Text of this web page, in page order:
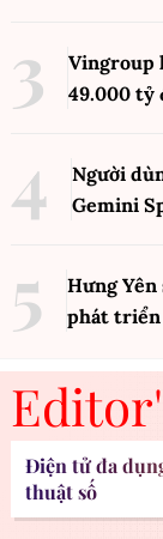
Vingroup
49.000 tỷ
Người
Gemini
Hưng Yên
phát triển
Điện tử đa
thuật số